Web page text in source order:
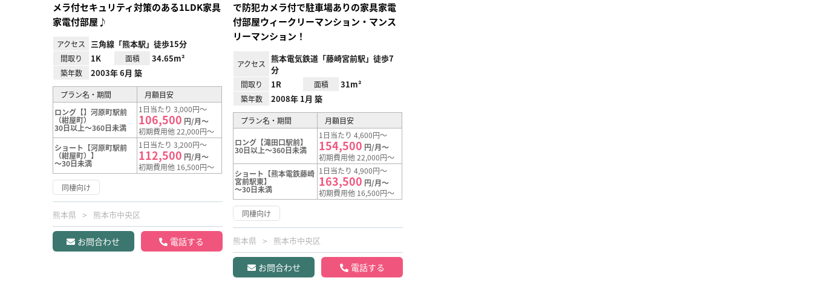
メラ付セキュリティ対策のある1LDK家具
家電付部屋♪
アクセス 三角線「熊本駅」徒歩15分
間取り 1K 面積 34.65m²
築年数 2003年 6月 築
プラン名・期間
月額目安
ロング【】河原町駅前
（紺屋町）
30日以上～360日未満
1日当たり 3,000円～
106,500 円/月～
初期費用他 22,000円～
ショート【河原町駅前
（紺屋町）】
～30日未満
1日当たり 3,200円～
112,500 円/月～
初期費用他 16,500円～
同棲向け
熊本県 熊本市中央区
お問合わせ 電話する
で防犯カメラ付で駐車場ありの家具家電
付部屋ウィークリーマンション・マンス
リーマンション！
アクセス
熊本電気鉄道「藤崎宮前駅」徒歩7
分
間取り 1R 面積 31m²
築年数 2008年 1月 築
プラン名・期間 月額目安
ロング【滝田口駅前】
30日以上～360日未満
1日当たり 4,600円～
154,500 円/月～
初期費用他 22,000円～
ショート【熊本電鉄藤崎
宮前駅東】
～30日未満
1日当たり 4,900円～
163,500 円/月～
初期費用他 16,500円～
同棲向け
熊本県 熊本市中央区
お問合わせ 電話する